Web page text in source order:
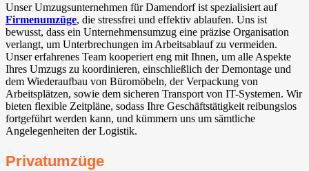
Unser Umzugsunternehmen für Damendorf ist spezialisiert auf
Firmenumzüge, die stressfrei und effektiv ablaufen. Uns ist
bewusst, dass ein Unternehmensumzug eine präzise Organisation
verlangt, um Unterbrechungen im Arbeitsablauf zu vermeiden.
Unser erfahrenes Team kooperiert eng mit Ihnen, um alle Aspekte
Ihres Umzugs zu koordinieren, einschließlich der Demontage und
dem Wiederaufbau von Büromöbeln, der Verpackung von
Arbeitsplätzen, sowie dem sicheren Transport von IT-Systemen. Wir
bieten flexible Zeitpläne, sodass Ihre Geschäftstätigkeit reibungslos
fortgeführt werden kann, und kümmern uns um sämtliche
Angelegenheiten der Logistik.
Privatumzüge